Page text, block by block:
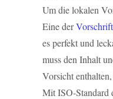
Um die lokalen
Eine der
es perfekt und
muss den Inhalt
Vorsicht
Mit ISO-Standard